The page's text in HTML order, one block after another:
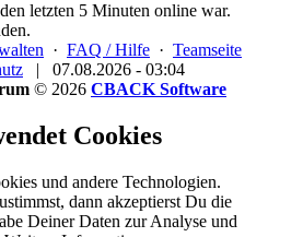
letzten 5 Minuten online war.
· FAQ / Hilfe · Teamseite
|
07.08.2026 - 03:04
© 2026 CBACK Software
Cookies
und andere Technologien.
dann akzeptierst Du die
Deiner Daten zur Analyse und